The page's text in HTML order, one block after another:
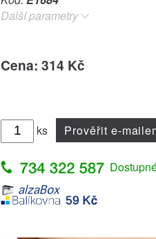
Další parametry
Cena: 314 Kč
ks Prověřit e-